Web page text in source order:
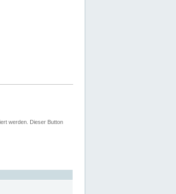
werden. Dieser Button